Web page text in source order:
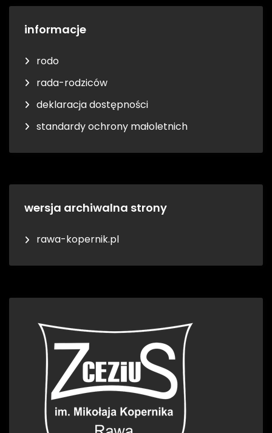
informacje
rodo
rada-rodziców
deklaracja dostępności
standardy ochrony małoletnich
wersja archiwalna strony
rawa-kopernik.pl